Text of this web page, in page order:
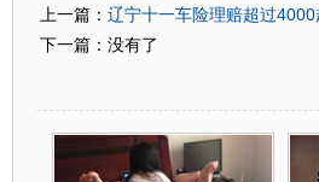
上一篇： 辽宁十一车险理赔超过
下一篇：没有了